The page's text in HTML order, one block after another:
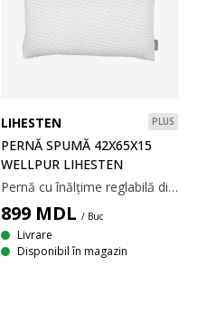
LIHESTEN PLUS
PERNĂ SPUMĂ 42X65X15
WELLPUR LIHESTEN
Pernă cu înălțime reglabilă din bucăți de spumă cu memorie AIR 42x65x15 cm care înlătură tensiunea musculară chiar și într-un mediu de somn răcoros. Înălțimea pernei poate fi reglată prin îndepărtarea unei părți din umplutură. Husă din 100% poliester, lavabilă la 60°C. Matlasare cu spumă cu memorie AIR.
899 MDL / Buc
Livrare
Disponibil în magazin